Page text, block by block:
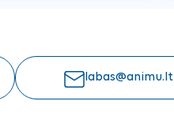
labas@animu.lt